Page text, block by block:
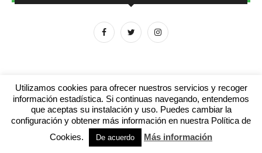
Aviso legal Contacto Colabora con nosotros
© 2016 - futboljuvenil.es
Utilizamos cookies para ofrecer nuestros servicios y recoger
información estadística. Si continuas navegando, entendemos
que aceptas su instalación y uso. Puedes cambiar la
configuración y obtener más información en nuestra Política de
Cookies.
De acuerdo Más información